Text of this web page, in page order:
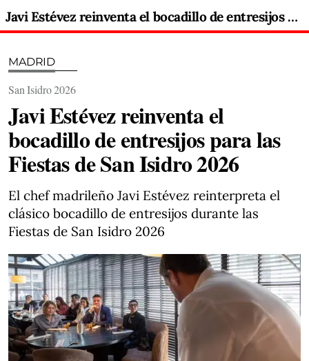
Javi Estévez reinventa el bocadillo de entresijos para las Fiestas de San Isidro 2026
MADRID
San Isidro 2026
Javi Estévez reinventa el
bocadillo de entresijos para las
Fiestas de San Isidro 2026
El chef madrileño Javi Estévez reinterpreta el
clásico bocadillo de entresijos durante las
Fiestas de San Isidro 2026